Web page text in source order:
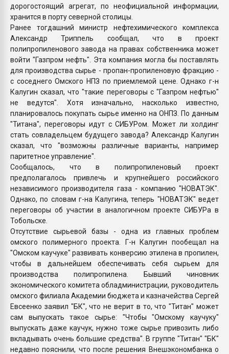
дорогостоящий агрегат, по неофициальной информации,
хранится в порту северной столицы.
Ранее тогдашний министр нефтехимического комплекса
Александр Триппель сообщал, что в проект
полипропиленового завода на правах собственника может
войти "Газпром нефть". Эта компания могла бы поставлять
для производства сырье - пропан-пропиленовую фракцию -
с соседнего Омского НПЗ по приемлемой цене. Однако г-н
Калугин сказал, что "такие переговоры с "Газпром нефтью"
не ведутся". Хотя изначально, насколько известно,
планировалось покупать сырье именно на ОНПЗ. По данным
"Титана", переговоры идут с СИБУРом. Может ли холдинг
стать совладельцем будущего завода? Александр Калугин
сказал, что "возможны различные варианты, например
паритетное управление".
Сообщалось, что в полипропиленовый проект
предполагалось привлечь и крупнейшего российского
независимого производителя газа - компанию "НОВАТЭК".
Однако, по словам г-на Калугина, теперь "НОВАТЭК" ведет
переговоры об участии в аналогичном проекте СИБУРа в
Тобольске.
Отсутствие сырьевой базы - одна из главных проблем
омского полимерного проекта. Г-н Калугин пообещал на
"Омском каучуке" развивать конверсию этилена в пропилен,
чтобы в дальнейшем обеспечивать себя сырьем для
производства полипропилена. Бывший чиновник
экономического комитета обладминистрации, руководитель
омского филиала Академии бюджета и казначейства Сергей
Евсеенко заявил "БК", что не верит в то, что "Титан" может
сам выпускать такое сырье: "Чтобы "Омскому каучуку"
выпускать даже каучук, нужно тоже сырье привозить либо
вкладывать очень большие средства". В группе "Титан" "БК"
недавно пояснили, что после решения Внешэкономбанка о